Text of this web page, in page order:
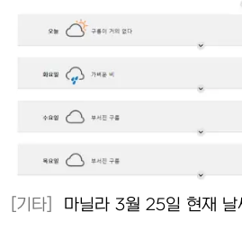
[기타] 마닐라 3월 25일 현재 날